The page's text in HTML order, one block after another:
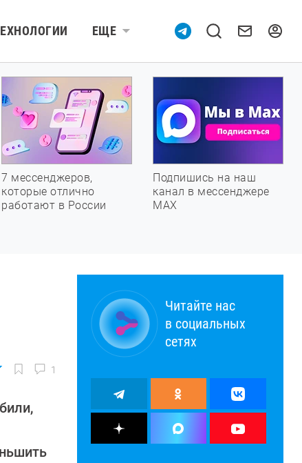
ЕЩЕ
7 мессенджеров,
которые отлично
работают в России
Подпишись на наш
канал в мессенджере
МАХ
1
Читайте нас
в социальных
сетях